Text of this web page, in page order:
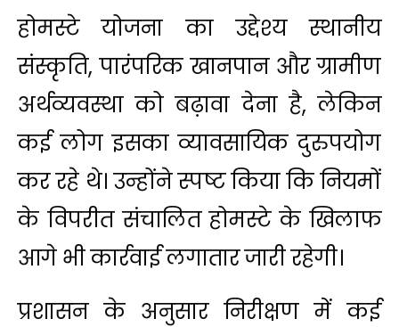
होमस्टे योजना का उद्देश्य स्थानीय
संस्कृति, पारंपरिक खानपान और ग्रामीण
अर्थव्यवस्था को बढ़ावा देना है, लेकिन
कई लोग इसका व्यावसायिक दुरुपयोग
कर रहे थे। उन्होंने स्पष्ट किया कि नियमों
के विपरीत संचालित होमस्टे के खिलाफ
आगे भी कार्रवाई लगातार जारी रहेगी।
प्रशासन के अनुसार निरीक्षण में कई